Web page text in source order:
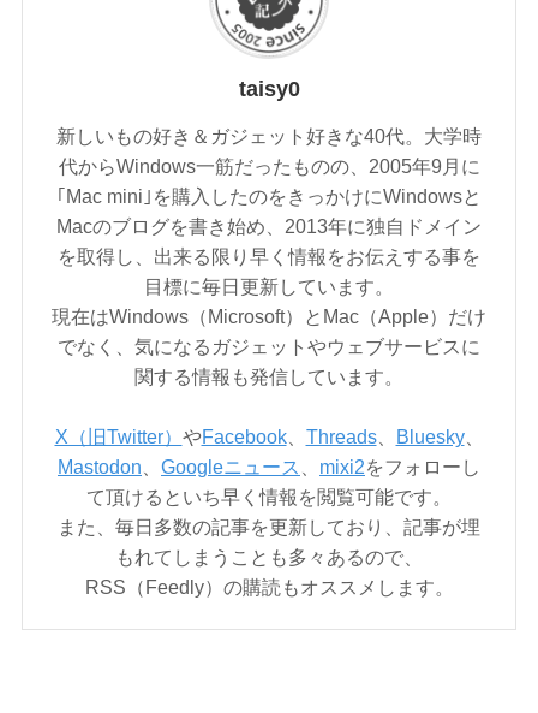
taisy0
新しいもの好き＆ガジェット好きな40代。大学時
代からWindows一筋だったものの、2005年9月に
｢Mac mini｣を購入したのをきっかけにWindowsと
Macのブログを書き始め、2013年に独自ドメイン
を取得し、出来る限り早く情報をお伝えする事を
目標に毎日更新しています。
現在はWindows（Microsoft）とMac（Apple）だけ
でなく、気になるガジェットやウェブサービスに
関する情報も発信しています。
X（旧Twitter） やFacebook、 Threads、 Bluesky、
Mastodon
Googleニュース mixi2をフォローし
て頂けるといち早く情報を閲覧可能です。
また、毎日多数の記事を更新しており、記事が埋
もれてしまうことも多々あるので、
RSS（Feedly）の購読もオススメします。